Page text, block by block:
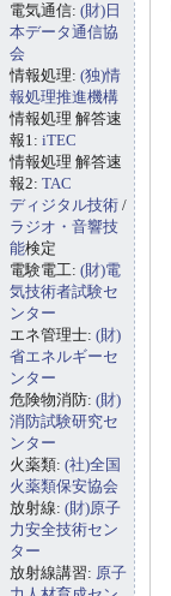
電気通信: (財)日
本データ通信協
会
情報処理: (独)情
報処理推進機構
情報処理 解答速
報1: iTEC
情報処理 解答速
報2: TAC
ディジタル技術 /
ラジオ・音響技
能検定
電験電工: (財)電
気技術者試験セ
ンター
エネ管理士: (財)
省エネルギーセ
ンター
危険物消防: (財)
消防試験研究セ
ンター
火薬類: (社)全国
火薬類保安協会
放射線: (財)原子
力安全技術セン
ター
放射線講習: 原子